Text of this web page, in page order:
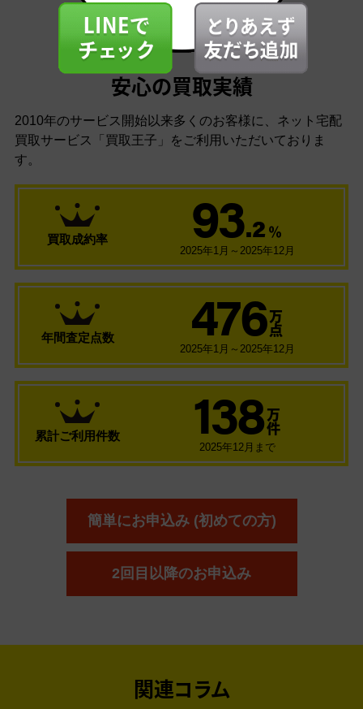
安心の買取実績
2010年のサービス開始以来多くのお客様に、 ネット宅配
買取サービス「買取王子」をご利用いただいておりま
す。
買取成約率 93.2 ％
2025年1月～2025年12月
年間査定点数 476 万
点
2025年1月～2025年12月
累計ご利用件数 138 万
件
2025年12月まで
簡単にお申込み (初めての方)
2回目以降のお申込み
関連コラム